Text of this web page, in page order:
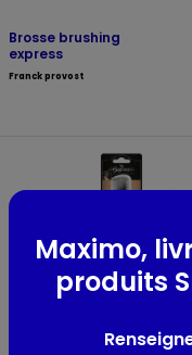
Brosse brushing
express
Franck provost
Maximo,
produits